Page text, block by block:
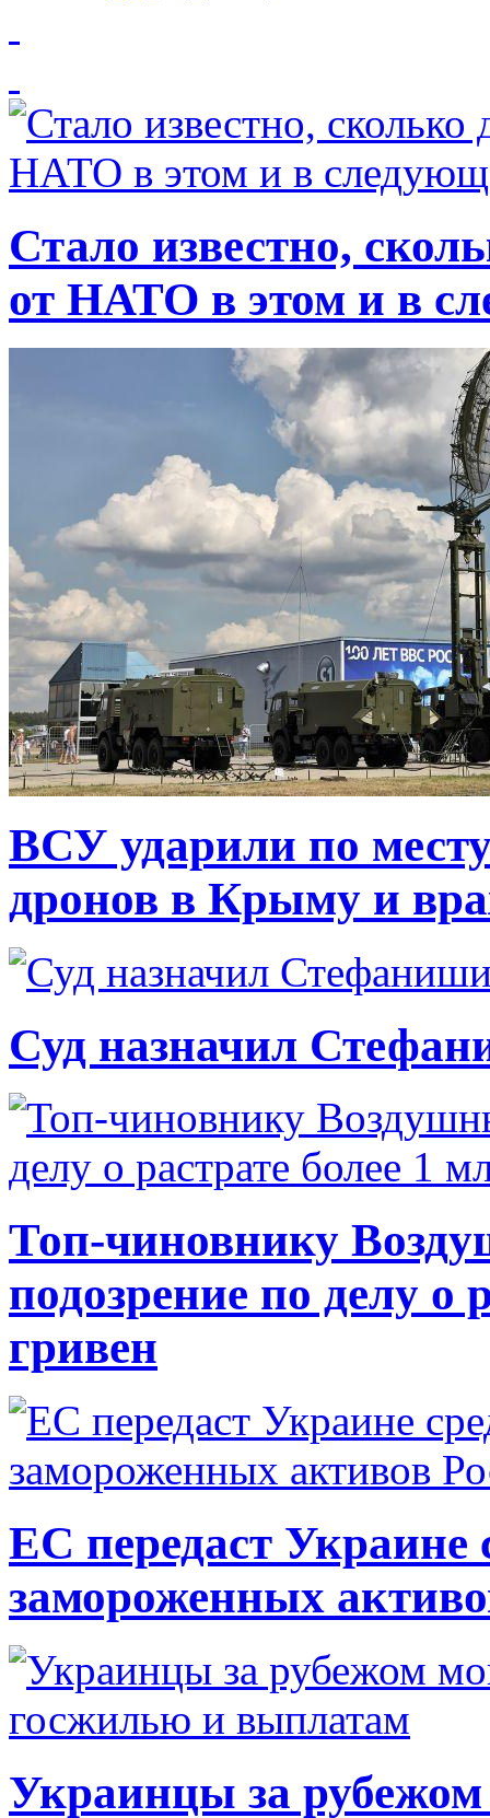
Стало известно,
от НАТО в этом и в
ВСУ ударили по
дронов в Крыму и
Суд назначил
Топ-чиновнику
подозрение по делу о
гривен
ЕС передаст Украине
замороженных
Украинцы за рубежом